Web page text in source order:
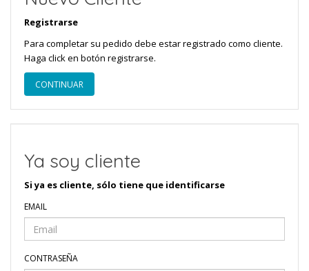
Registrarse
Para completar su pedido debe estar registrado como cliente.
Haga click en botón registrarse.
CONTINUAR
Ya soy cliente
Si ya es cliente, sólo tiene que identificarse
EMAIL
CONTRASEÑA